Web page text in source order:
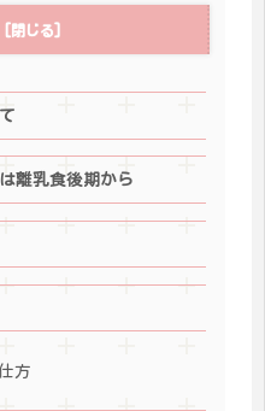
離乳食後期から
方